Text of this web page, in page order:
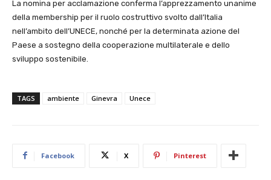
La nomina per acclamazione conferma l’apprezzamento unanime
della membership per il ruolo costruttivo svolto dall’Italia
nell’ambito dell’UNECE, nonché per la determinata azione del
Paese a sostegno della cooperazione multilaterale e dello
sviluppo sostenibile.
TAGS ambiente Ginevra Unece
Facebook X Pinterest